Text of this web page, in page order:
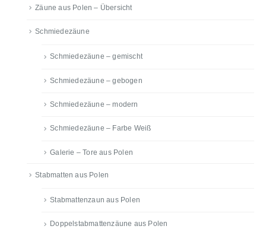
Zäune aus Polen – Übersicht
Schmiedezäune
Schmiedezäune – gemischt
Schmiedezäune – gebogen
Schmiedezäune – modern
Schmiedezäune – Farbe Weiß
Galerie – Tore aus Polen
Stabmatten aus Polen
Stabmattenzaun aus Polen
Doppelstabmattenzäune aus Polen